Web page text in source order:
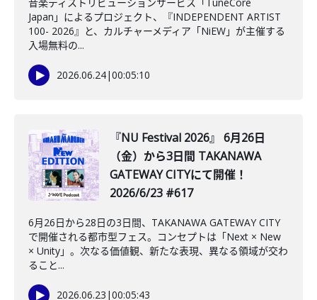
Japan」によるプロジェクト、『INDEPENDENT ARTIST
100- 2026』と、カルチャーメディア「NiEW」が主催する
入場無料の...
2026.06.24|00:05:10
『NU Festival 2026』 6月26日
（金）から3日間 TAKANAWA
GATEWAY CITYにて開催！
2026/6/23 #617
6月26日から28日の3日間、TAKANAWA GATEWAY CITY
で開催される都市型フェス。コンセプトは「Next × New
× Unity」。次なる価値観、新たな表現、異なる領域が交わ
ること...
2026.06.23 |00:05:43